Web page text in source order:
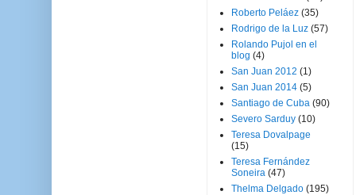
Roberto Peláez (35)
Rodrigo de la Luz (57)
Rolando Pujol en el
blog (4)
San Juan 2012 (1)
San Juan 2014 (5)
Santiago de Cuba (90)
Severo Sarduy (10)
Teresa Dovalpage
(15)
Teresa Fernández
Soneira (47)
Thelma Delgado (195)